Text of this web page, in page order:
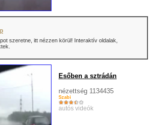
szeretne, itt nézzen körül! Interaktív oldalak,
Esőben a sztrádán
nézettség 1134435
Szabi
autós videók